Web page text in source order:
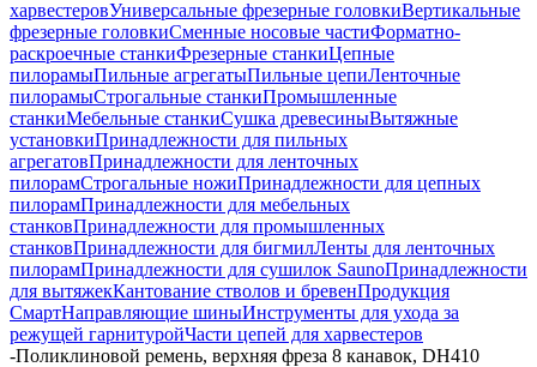
харвестеровУниверсальные фрезерные головкиВертикальные
фрезерные головкиСменные носовые частиФорматно-
раскроечные станкиФрезерные станкиЦепные
пилорамыПильные агрегатыПильные цепиЛенточные
пилорамыСтрогальные станкиПромышленные
станкиМебельные станкиСушка древесиныВытяжные
установкиПринадлежности для пильных
агрегатовПринадлежности для ленточных
пилорамСтрогальные ножиПринадлежности для цепных
пилорамПринадлежности для мебельных
станковПринадлежности для промышленных
станковПринадлежности для бигмилЛенты для ленточных
пилорамПринадлежности для сушилок SaunoПринадлежности
для вытяжекКантование стволов и бревенПродукция
СмартНаправляющие шиныИнструменты для ухода за
режущей гарнитуройЧасти цепей для харвестеров
-Поликлиновой ремень, верхняя фреза 8 канавок, DH410